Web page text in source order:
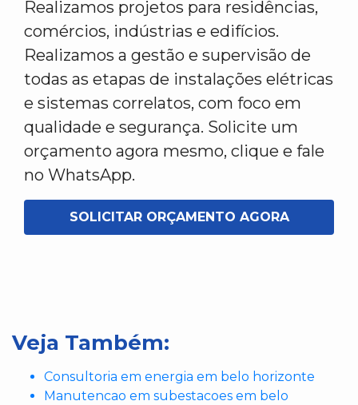
Realizamos projetos para residências,
comércios, indústrias e edifícios.
Realizamos a gestão e supervisão de
todas as etapas de instalações elétricas
e sistemas correlatos, com foco em
qualidade e segurança. Solicite um
orçamento agora mesmo, clique e fale
no WhatsApp.
SOLICITAR ORÇAMENTO AGORA
Veja Também:
Consultoria em energia em belo horizonte
Manutencao em subestacoes em belo